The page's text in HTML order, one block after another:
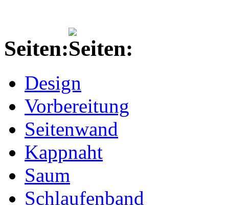
Seiten:
Design
Vorbereitung
Seitenwand
Kappnaht
Saum
Schlaufenband